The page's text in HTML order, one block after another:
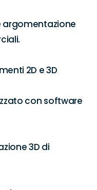
argomentazione
2D e 3D
con software
3D di